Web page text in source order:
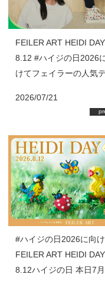
FEILER ART HEIDI DAY
8.12 #ハイジの日2026
けてフェイラーの人気
月新作商品が登場！
2026/07/21
#ハイジの日2026に向
FEILER ART HEIDI DAY
8.12ハイジの日 本日7